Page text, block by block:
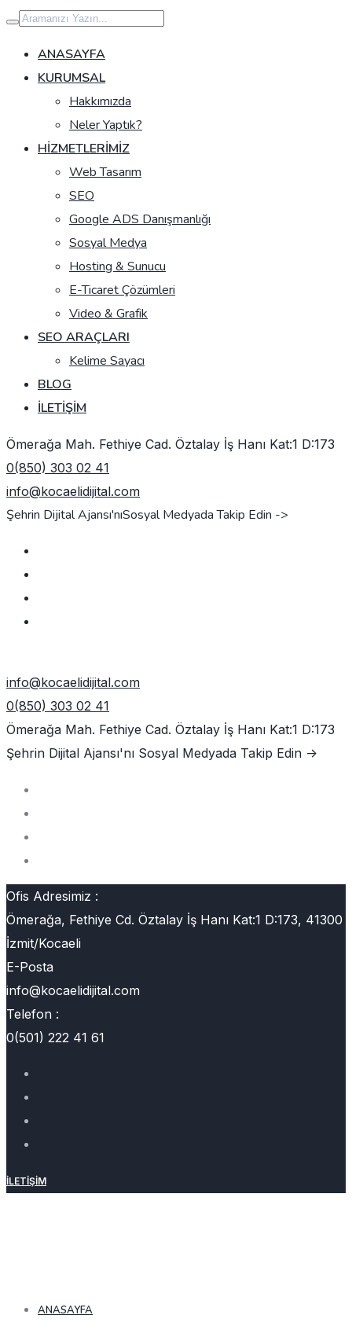
İçeriğe
geç
ANASAYFA
KURUMSAL
Hakkımızda
Neler Yaptık?
HIZMETLERIMIZ
Web Tasarım
SEO
Google ADS Danışmanlığı
Sosyal Medya
Hosting & Sunucu
E-Ticaret Çözümleri
Video & Grafik
SEO ARAÇLARI
Kelime Sayacı
BLOG
İLETIŞIM
Ömerağa Mah. Fethiye Cad. Öztalay İş Hanı Kat:1 D:173
0(850) 303 02 41
info@kocaelidijital.com
Şehrin Dijital Ajansı'nıSosyal Medyada Takip Edin ->
info@kocaelidijital.com
0(850) 303 02 41
Ömerağa Mah. Fethiye Cad. Öztalay İş Hanı Kat:1 D:173
Şehrin Dijital Ajansı'nı Sosyal Medyada Takip Edin ->
Ofis Adresimiz :
Ömerağa, Fethiye Cd. Öztalay İş Hanı Kat:1 D:173, 41300
İzmit/Kocaeli
E-Posta
info@kocaelidijital.com
Telefon :
0(501) 222 41 61
İLETIŞIM
ANASAYFA